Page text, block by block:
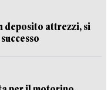
deposito attrezzi, si